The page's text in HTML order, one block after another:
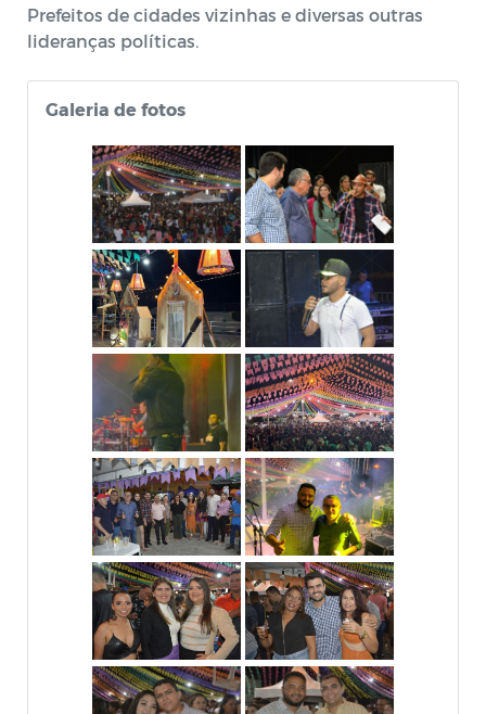
Prefeitos de cidades vizinhas e diversas outras
lideranças políticas.
Galeria de fotos